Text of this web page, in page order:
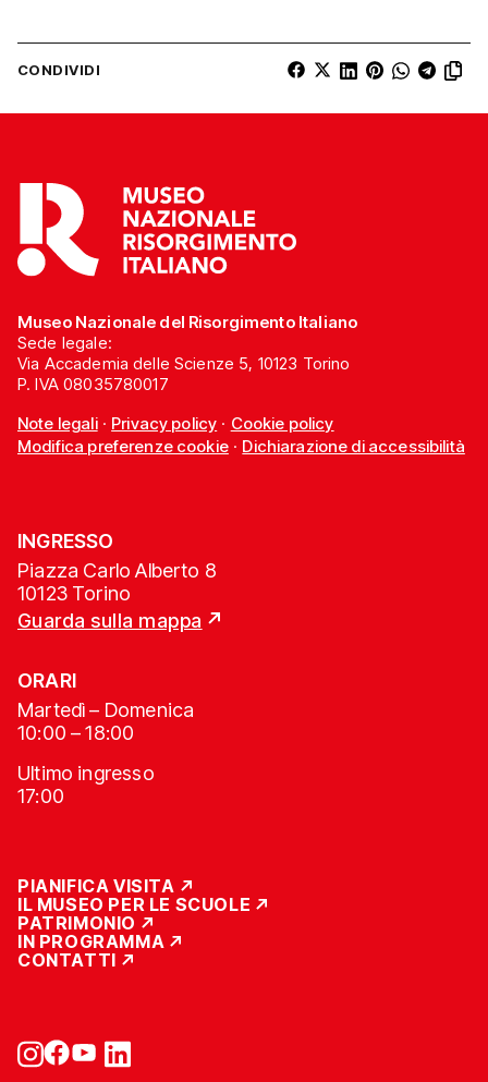
CONDIVIDI
Museo Nazionale del Risorgimento Italiano
Sede legale:
Via Accademia delle Scienze 5, 10123 Torino
P. IVA 08035780017
Note legali· Privacy policy · Cookie policy
Modifica preferenze cookie· Dichiarazione di accessibilità
INGRESSO
Piazza Carlo Alberto 8
10123 Torino
Guarda sulla mappa
ORARI
Martedì – Domenica
10:00 – 18:00
Ultimo ingresso
17:00
PIANIFICA VISITA
IL MUSEO PER LE SCUOLE
PATRIMONIO
IN PROGRAMMA
CONTATTI